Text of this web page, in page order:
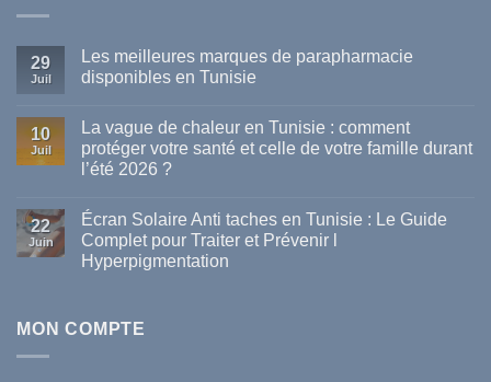
29
Juil
Les meilleures marques de parapharmacie
disponibles en Tunisie
sur
Les
meilleures
marques
disponibles
en
Tunisie
10
Juil
La vague de chaleur en Tunisie : comment
protéger votre santé et celle de votre famille durant
l’été 2026 ?
commentaire
sur
La
vague
de
comment
22
Juin
Écran Solaire Anti taches en Tunisie : Le Guide
Complet pour Traiter et Prévenir l
Hyperpigmentation
Écran
MON COMPTE